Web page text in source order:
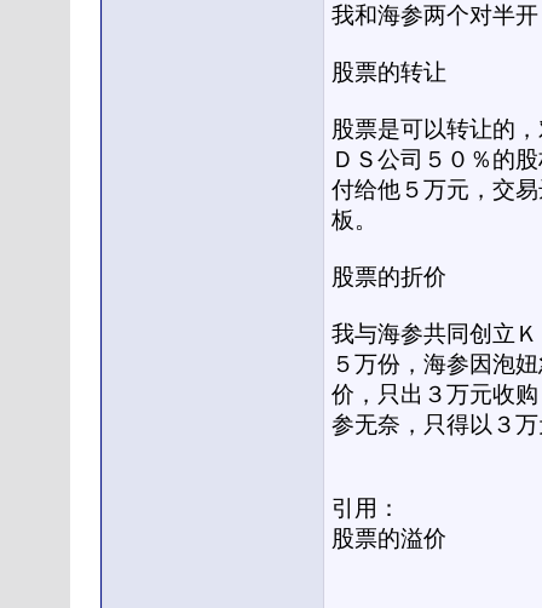
我和海参两个对半
股票的转让
股票是可以转让的
ＤＳ公司５０％的
付给他５万元，交
板。
股票的折价
我与海参共同创立
５万份，海参因泡
价，只出３万元收
参无奈，只得以３
引用：
股票的溢价